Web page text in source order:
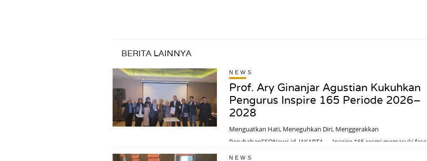
BERITA LAINNYA
NEWS
Prof. Ary Ginanjar Agustian Kukuhkan
Pengurus Inspire 165 Periode 2026–
2028
Menguatkan Hati, Meneguhkan Diri, Menggerakkan
PerubahanESQNews.id, JAKARTA — Inspire 165 resmi memasuki fase
kepengurusan baru melalui Pelantikan dan Pengukuhan Pengurus
NEWS